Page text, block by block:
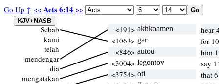
Go Up ↑ << Acts 6:14 >>
Sebab
kami
telah
mendengar
dia
mengatakan
<191> akhkoamen
hear
<1063> gar
for
<846> autou
him
<3004> legontov
say
<3754> oti
that